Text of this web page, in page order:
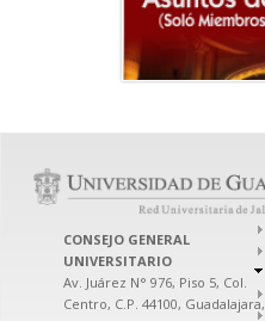
CONSEJO GENERAL
UNIVERSITARIO
Av. Juárez N° 976, Piso 5, Col.
Centro, C.P. 44100, Guadalajara,